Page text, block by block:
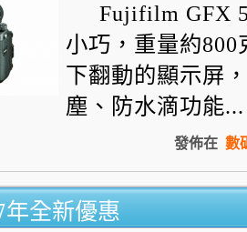
Fujifilm GFX
小巧，重量約800
下翻動的顯示屏
塵、防水滴功能...
發佈在 數
全新優惠